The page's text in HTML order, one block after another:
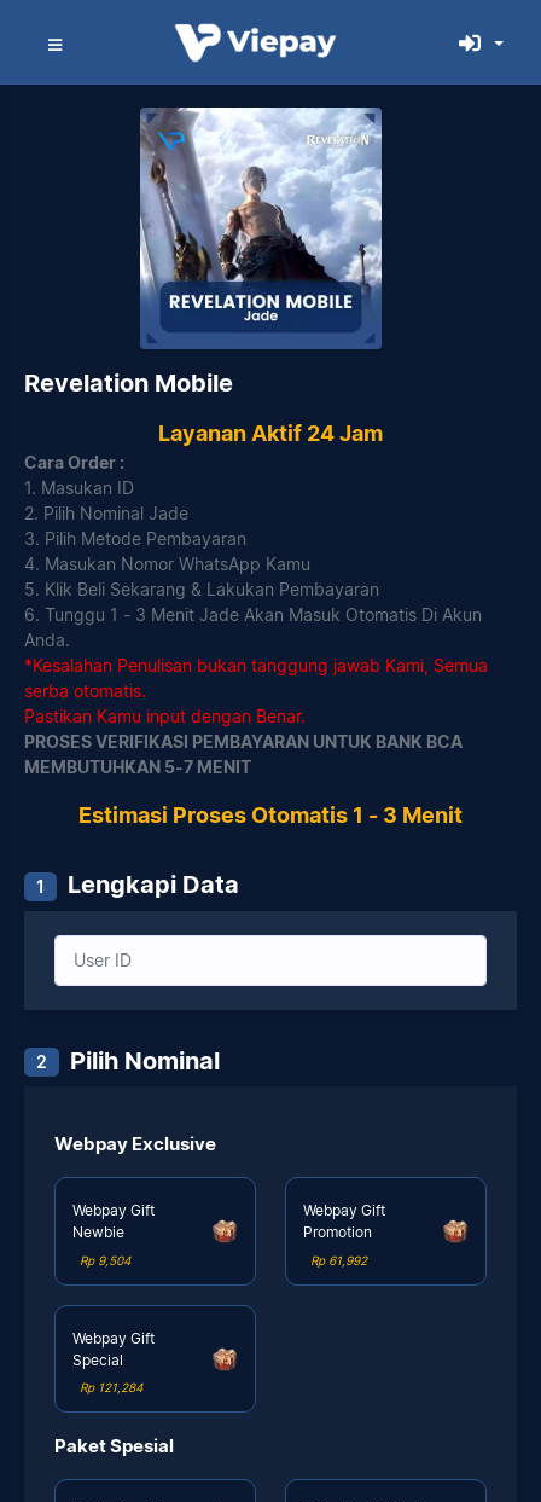
Revelation Mobile
Layanan Aktif 24 Jam
Cara Order :
1. Masukan ID
2. Pilih Nominal Jade
3. Pilih Metode Pembayaran
4. Masukan Nomor WhatsApp Kamu
5. Klik Beli Sekarang & Lakukan Pembayaran
6. Tunggu 1 - 3 Menit Jade Akan Masuk Otomatis Di Akun
Anda.
*Kesalahan Penulisan bukan tanggung jawab Kami, Semua
serba otomatis.
Pastikan Kamu input dengan Benar.
PROSES VERIFIKASI PEMBAYARAN UNTUK BANK BCA
MEMBUTUHKAN 5-7 MENIT
Estimasi Proses Otomatis 1 - 3 Menit
1 Lengkapi Data
2 Pilih Nominal
Webpay Exclusive
Webpay Gift
Newbie
Rp 9,504
Webpay Gift
Promotion
Rp 61,992
Webpay Gift
Special
Rp 121,284
Paket Spesial